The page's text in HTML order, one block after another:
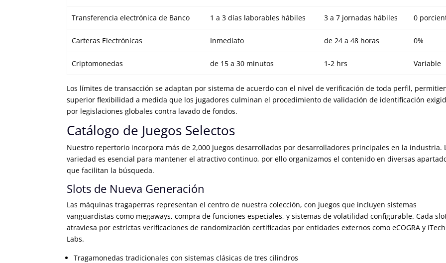
Transferencia electrónica de Banco 1 a 3 días laborables hábiles 3 a 7 jornadas hábiles 0
Carteras Electrónicas Inmediato de 24 a 48 horas 0%
Criptomonedas de 15 a 30 minutos 1-2 hrs Variable
Los límites de transacción se adaptan por sistema de acuerdo con el nivel de verificación de toda perfil,
superior flexibilidad a medida que los jugadores culminan el procedimiento de validación de identificación
por legislaciones globales contra lavado de fondos.
Catálogo de Juegos Selectos
Nuestro repertorio incorpora más de 2,000 juegos desarrollados por desarrolladores principales en la industria.
variedad es esencial para mantener el atractivo continuo, por ello organizamos el contenido en diversas
que facilitan la búsqueda.
Slots de Nueva Generación
Las máquinas tragaperras representan el centro de nuestra colección, con juegos que incluyen sistemas
vanguardistas como megaways, compra de funciones especiales, y sistemas de volatilidad configurable. Cada
atraviesa por estrictas verificaciones de randomización certificadas por entidades externos como eCOGRA y iTech
Labs.
Tragamonedas tradicionales con sistemas clásicas de tres cilindros